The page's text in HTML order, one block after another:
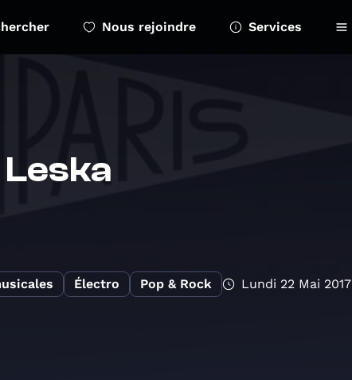
Nous rejoindre Services
Électro Pop & Rock Lundi 22 Mai 2017